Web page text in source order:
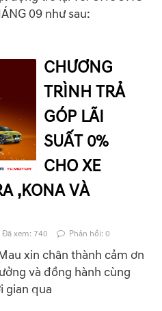
09 như sau:
CHƯƠNG
TRÌNH TRẢ
GÓP LÃI
SUẤT 0%
CHO XE
,KONA VÀ
Đã xem: 740 Phản hồi: 0
xin chân thành cảm ơn
và đồng hành cùng
gian qua